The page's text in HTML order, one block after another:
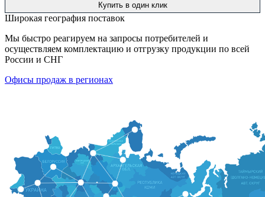
Купить в один клик
Широкая география поставок
Мы быстро реагируем на запросы потребителей и
осуществляем комплектацию и отгрузку продукции по всей
России и СНГ
Офисы продаж в регионах